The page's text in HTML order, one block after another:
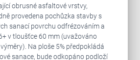
obrusné asfaltové vrstvy,
provedena pochůzka stavby s
sanací povrchu odfrézováním a
v tloušťce 60 mm (uvažováno
Na ploše 5% předpokládá
sanace, bude odkopáno podloží